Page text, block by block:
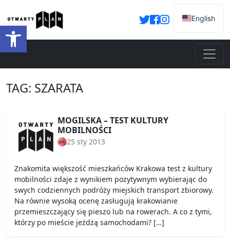
Otwórz pasek narzędzi
English
TAG: SZARATA
MOGILSKA – TEST KULTURY
MOBILNOŚCI
25 sty 2013
Znakomita większość mieszkańców Krakowa test z kultury
mobilności zdaje z wynikiem pozytywnym wybierając do
swych codziennych podróży miejskich transport zbiorowy.
Na równie wysoką ocenę zasługują krakowianie
przemieszczający się pieszo lub na rowerach. A co z tymi,
którzy po mieście jeżdżą samochodami? […]